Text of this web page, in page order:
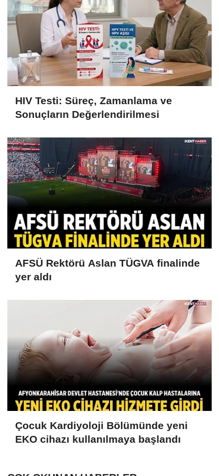
HIV Testi: Süreç, Zamanlama ve
Sonuçların Değerlendirilmesi
AFSÜ Rektörü Aslan TÜGVA finalinde
yer aldı
Çocuk Kardiyoloji Bölümünde yeni
EKO cihazı kullanılmaya başlandı